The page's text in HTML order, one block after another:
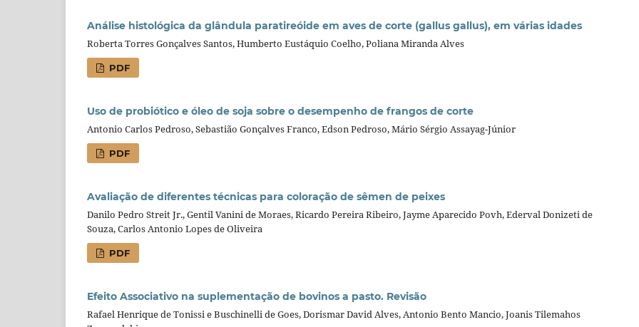
Análise histológica da glândula paratireóide em aves de corte (gallus gallus), em várias idades
Roberta Torres Gonçalves Santos, Humberto Eustáquio Coelho, Poliana Miranda Alves
PDF
Uso de probiótico e óleo de soja sobre o desempenho de frangos de corte
Antonio Carlos Pedroso, Sebastião Gonçalves Franco, Edson Pedroso, Mário Sérgio Assayag-Júnior
PDF
Avaliação de diferentes técnicas para coloração de sêmen de peixes
Danilo Pedro Streit Jr., Gentil Vanini de Moraes, Ricardo Pereira Ribeiro, Jayme Aparecido Povh, Ederval Donizeti de
Souza, Carlos Antonio Lopes de Oliveira
PDF
Efeito Associativo na suplementação de bovinos a pasto. Revisão
Rafael Henrique de Tonissi e Buschinelli de Goes, Dorismar David Alves, Antonio Bento Mancio, Joanis Tilemahos